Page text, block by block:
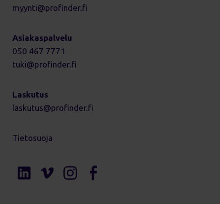
myynti
profinder.fi
Asiakaspalvelu
050 467 7771
tuki
profinder.fi
Laskutus
laskutus
profinder.fi
Tietosuoja